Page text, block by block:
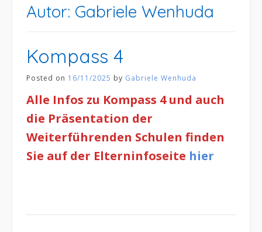
Autor: Gabriele Wenhuda
Kompass 4
Posted on 16/11/2025 by Gabriele Wenhuda
Alle Infos zu Kompass 4 und auch
die Präsentation der
Weiterführenden Schulen finden
Sie auf der Elterninfoseite hier